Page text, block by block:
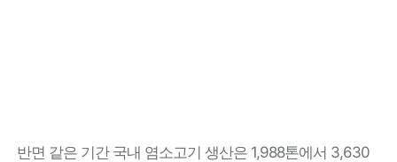
반면 같은 기간 국내 염소고기 생산은 1,988톤에서 3,630